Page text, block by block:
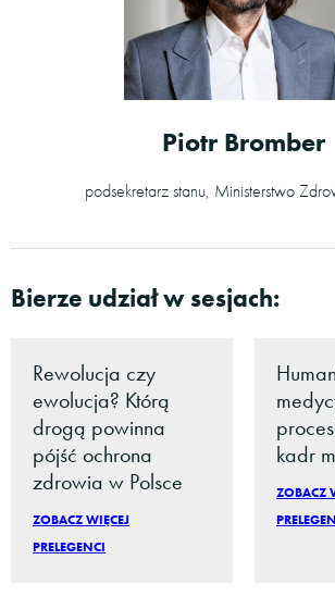
Piotr Bromber
podsekretarz stanu, Ministerstwo
Bierze udział w sesjach:
Rewolucja czy
ewolucja? Którą
drogą powinna
pójść ochrona
zdrowia w Polsce
ZOBACZ WIĘCEJ
PRELEGENCI
kadr
ZOBACZ